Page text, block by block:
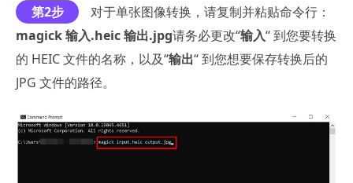
第2步
对于单张图像转换，请复制并粘贴命令行：
magick 输入.heic 输出.jpg请务必更改“输入“ 到您要转换
的 HEIC 文件的名称，以及“输出“ 到您想要保存转换后的
JPG 文件的路径。